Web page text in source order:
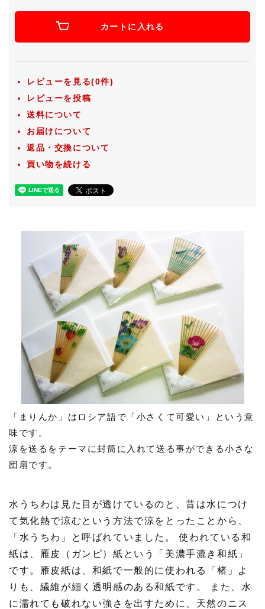
カートに入れる
レビューを見る(0件)
レビューを投稿
送料について
お届けについて
返品・交換について
買い物を続ける
「まりんか」はロシア語で「小さくて可愛い」という意
味です。
涼を送るをテーマに封筒に入れて送る事ができる小さな
団扇です。
水うちわは見た目が透けているのと、昔は水につけ
て気化熱で涼むという方法で涼をとったことから、
「水うちわ」と呼ばれていました。 使われている和
紙は、雁皮（ガンピ）紙という「美濃手漉き和紙」
です。雁皮紙は、和紙で一般的に使われる「楮」よ
りも、繊維が細く透明感のある和紙です。 また、水
に濡れても破れない強さを出すために、天然のニス